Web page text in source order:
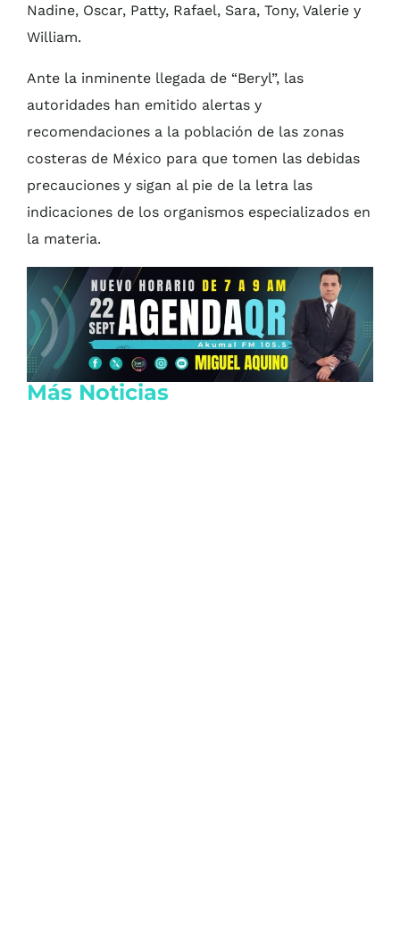
Nadine, Oscar, Patty, Rafael, Sara, Tony, Valerie y
William.
Ante la inminente llegada de “Beryl”, las
autoridades han emitido alertas y
recomendaciones a la población de las zonas
costeras de México para que tomen las debidas
precauciones y sigan al pie de la letra las
indicaciones de los organismos especializados en
la materia.
Más Noticias